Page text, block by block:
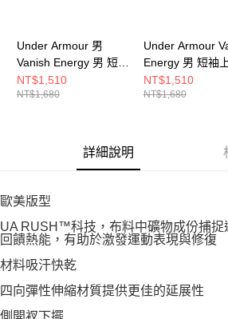
Under Armour 男
Vanish Energy 男 短袖
上衣 1383973-100
NT$1,510
NT$1,680
Under Armour
Energy 男 短袖
1383973-338
NT$1,510
NT$1,680
詳細說明
歐美版型
UA RUSH™科技，布料中礦物成份捕捉
回饋熱能，有助於激發運動表現與修復
材料吸汗快乾
四向彈性伸縮材質提供更佳的延展性
側開衩下擺